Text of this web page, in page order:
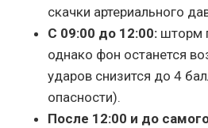
скачки артериального
С 09:00 до 12:00: шторм
однако фон останется
ударов снизится до 4
опасности).
После 12:00 и до